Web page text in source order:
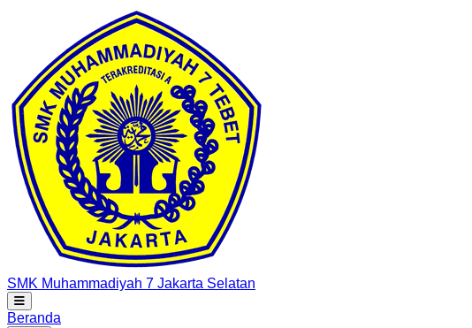
SMK Muhammadiyah 7 Jakarta Selatan
Beranda